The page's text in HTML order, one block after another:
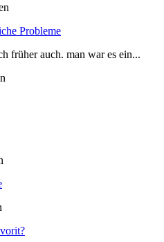
Probleme
früher auch. man war es ein...